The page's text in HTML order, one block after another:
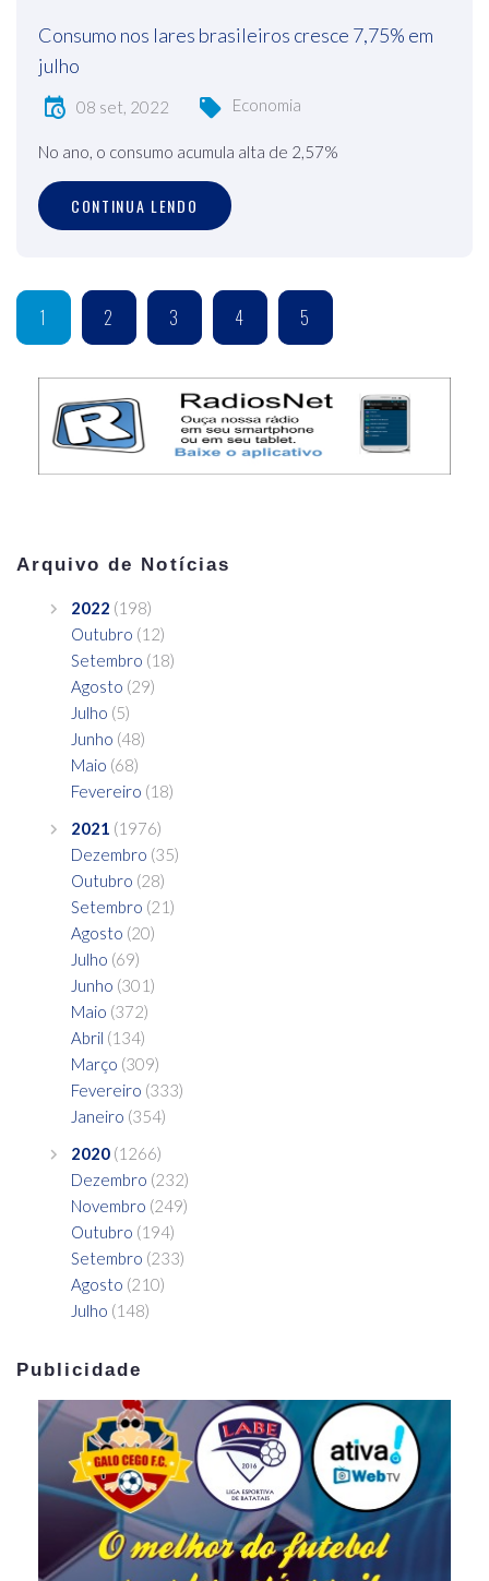
Consumo nos lares brasileiros cresce 7,75% em
julho
08 set, 2022 Economia
No ano, o consumo acumula alta de 2,57%
CONTINUA LENDO
1 2 3 4 5
Arquivo de Notícias
2022 (198)
Outubro (12)
Setembro (18)
Agosto (29)
Julho (5)
Junho (48)
Maio (68)
Fevereiro (18)
2021 (1976)
Dezembro (35)
Outubro (28)
Setembro (21)
Agosto (20)
Julho (69)
Junho (301)
Maio (372)
Abril (134)
Março (309)
Fevereiro (333)
Janeiro (354)
2020 (1266)
Dezembro (232)
Novembro (249)
Outubro (194)
Setembro (233)
Agosto (210)
Julho (148)
Publicidade